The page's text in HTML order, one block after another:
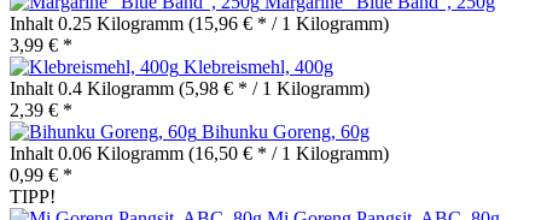
Inhalt 0.25 Kilogramm (15,96 € * / 1 Kilogramm)
3,99 € *
Klebreismehl, 400g
Inhalt 0.4 Kilogramm (5,98 € * / 1 Kilogramm)
2,39 € *
Bihunku Goreng, 60g
Inhalt 0.06 Kilogramm (16,50 € * / 1 Kilogramm)
0,99 € *
TIPP!